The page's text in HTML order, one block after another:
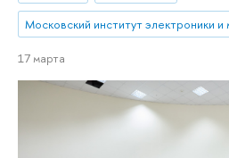
Московский институт электроники и
17 марта